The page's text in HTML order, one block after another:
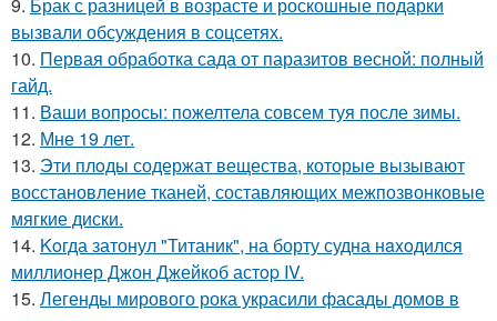
вызвали обсуждения в соцсетях.
10. Первая обработка сада от паразитов весной: полный
гайд.
11. Ваши вопросы: пожелтела совсем туя после зимы.
12. Мне 19 лет.
13. Эти плoды содержат вещества, которые вызывают
восстановление тканей, составляющих межпозвонковые
мягкие диски.
14. Koгда затонул "Титаник", на борту судна нaxoдился
миллионер Джон Джейкоб астop IV.
15. Легенды мирового рока украсили фасады домов в